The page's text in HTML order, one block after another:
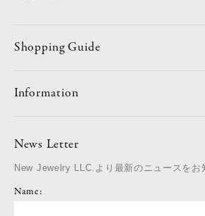
Shopping Guide
Information
News Letter
New Jewelry LLC.より最新のニュースをお
Name: